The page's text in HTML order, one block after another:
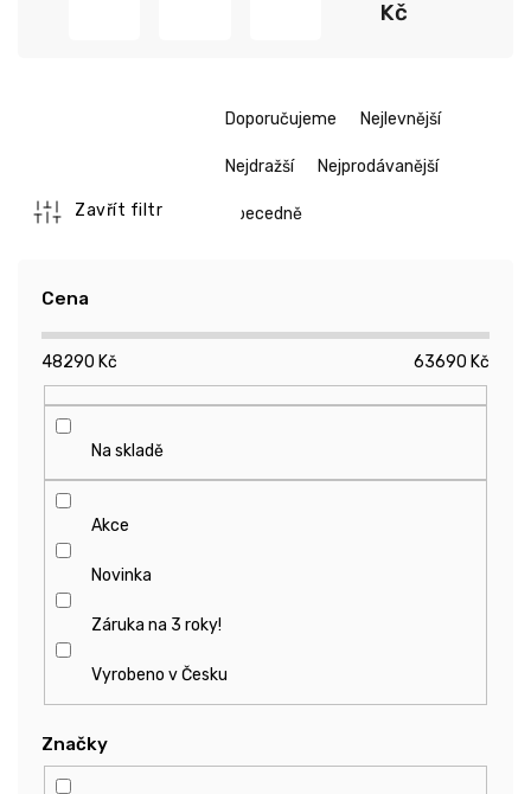
Kč
Ř
d
k
Doporučujeme Nejlevnější
Nejdražší Nejprodávanější
Abecedně
Zavřít filtr
Cena
48290 Kč 63690 Kč
Na skladě
Akce
Novinka
Záruka na 3 roky!
Vyrobeno v Česku
Značky